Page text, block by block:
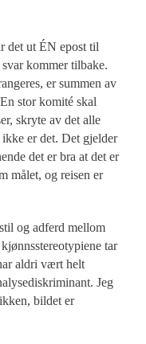
det ut ÉN epost til
kommer tilbake.
er summen av
stor komité skal
skryte av det alle
er det. Det gjelder
det er bra at det er
målet, og reisen er
og adferd mellom
tar
aldri vært helt
Jeg
bildet er